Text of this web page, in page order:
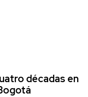
décadas en